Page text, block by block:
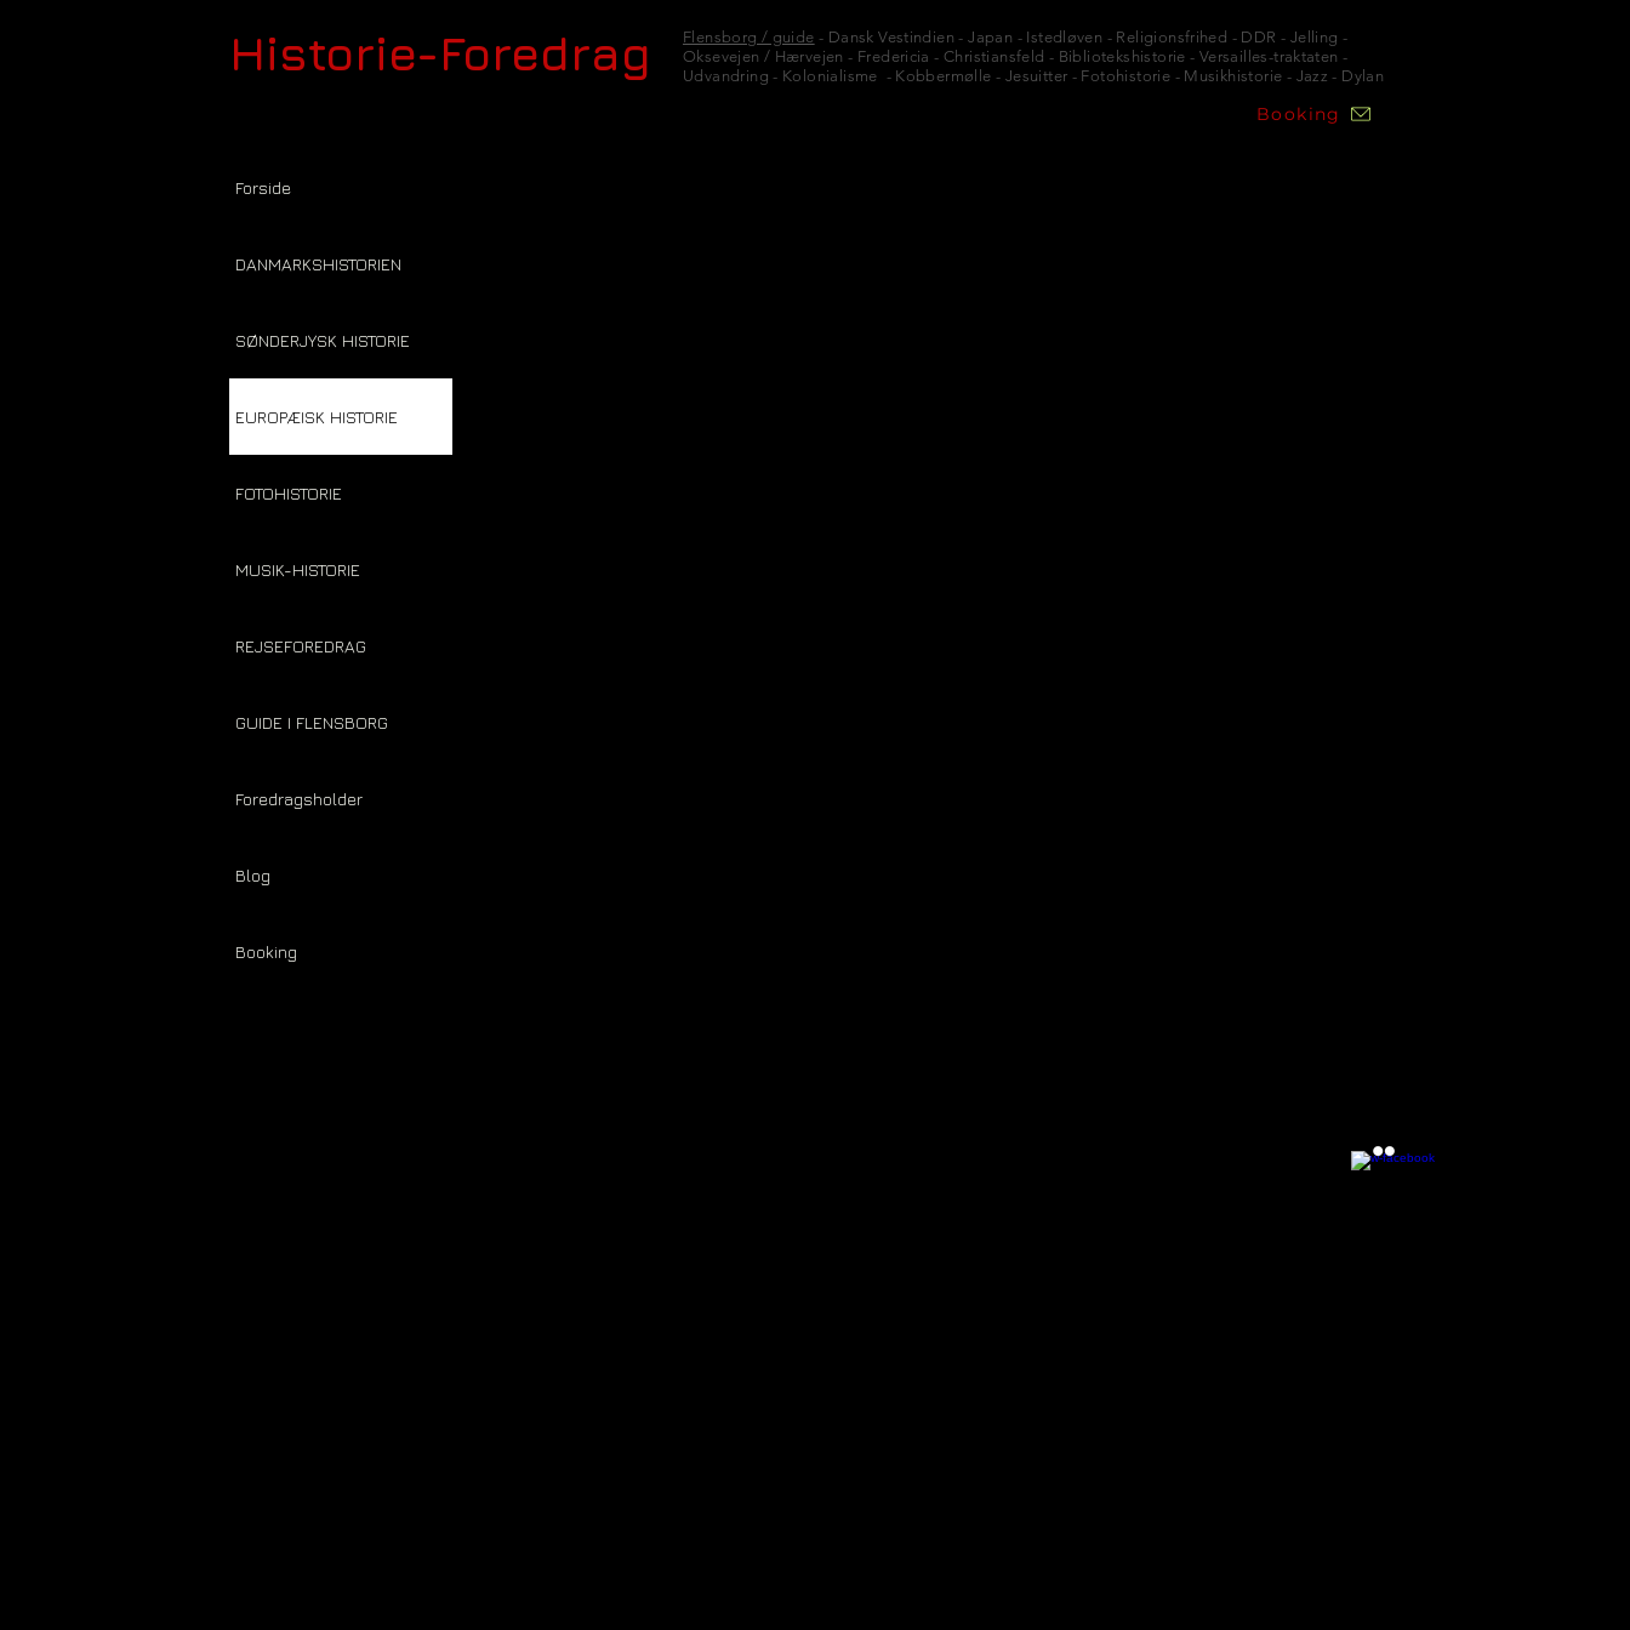
Historie-Foredrag Flensborg / guide - Dansk Vestindien - Japan - Istedløven - Religionsfrihed - DDR - Jelling -
Oksevejen / Hærvejen - Fredericia - Christiansfeld - Bibliotekshistorie - Versailles-traktaten -
Udvandring - Kolonialisme - Kobbermølle - Jesuitter - Fotohistorie - Musikhistorie - Jazz - Dylan
Booking
Forside
DANMARKSHISTORIEN
SØNDERJYSK HISTORIE
EUROPÆISK HISTORIE
FOTOHISTORIE
MUSIK-HISTORIE
REJSEFOREDRAG
GUIDE I FLENSBORG
Foredragsholder
Blog
Booking